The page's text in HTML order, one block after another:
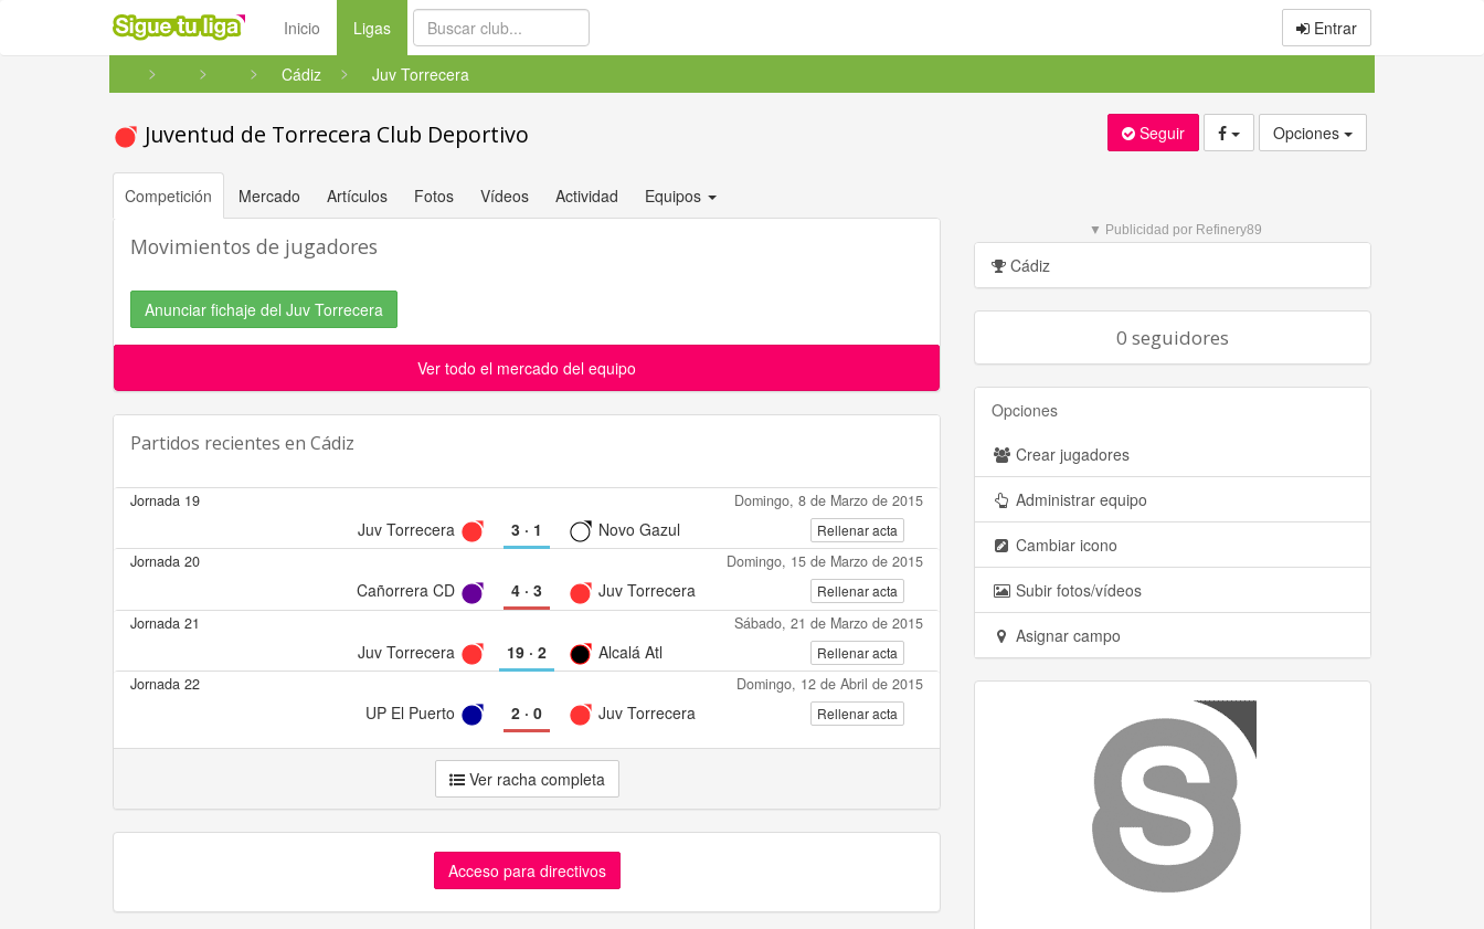
Inicio Ligas(current) Entrar
Cádiz Juv Torrecera
Juventud de Torrecera Club Deportivo Seguir Opciones
Competición Mercado Artículos Fotos Vídeos Actividad Equipos
Movimientos de jugadores
Anunciar fichaje del Juv Torrecera
Ver todo el mercado del equipo
Partidos recientes en Cádiz
Jornada 19 Domingo, 8 de Marzo de 2015
Juv Torrecera 3· 1 Novo Gazul Rellenar acta
Jornada 20 Domingo, 15 de Marzo de 2015
Cañorrera CD 4· 3 Juv Torrecera Rellenar acta
Jornada 21 Sábado, 21 de Marzo de 2015
Juv Torrecera 19· 2 Alcalá Atl Rellenar acta
Jornada 22 Domingo, 12 de Abril de 2015
UP El Puerto 2· 0 Juv Torrecera Rellenar acta
Ver racha completa
Acceso para directivos
▼ Publicidad por Refinery89
Cádiz
0 seguidores
Opciones
Crear jugadores
Administrar equipo
Cambiar icono
Subir fotos/vídeos
Asignar campo